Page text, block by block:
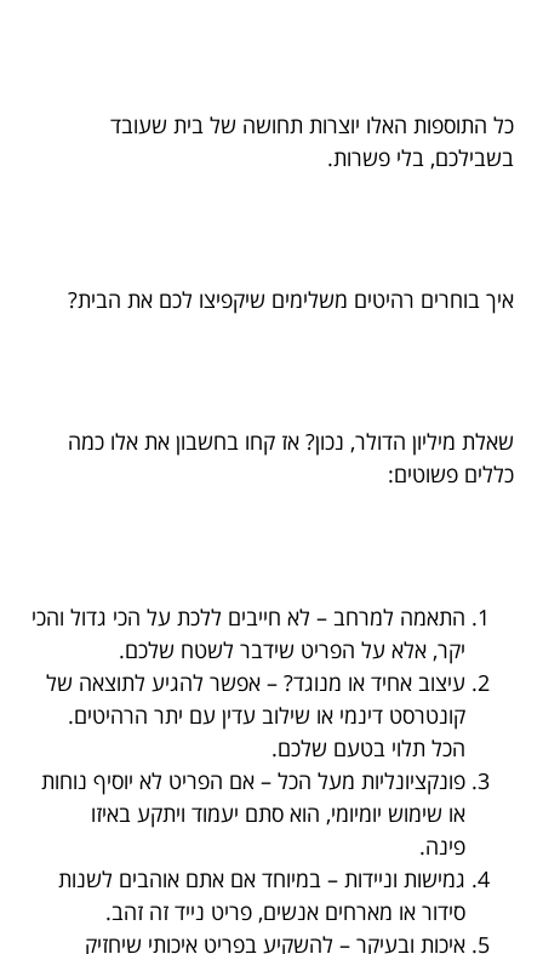
כל התוספות האלו יוצרות תחושה של בית שעובד
בשבילכם, בלי פשרות.
איך בוחרים רהיטים משלימים שיקפיצו לכם את הבית?
שאלת מיליון הדולר, נכון? אז קחו בחשבון את אלו כמה
כללים פשוטים:
התאמה למרחב – לא חייבים ללכת על הכי גדול והכי
יקר, אלא על הפריט שידבר לשטח שלכם.
עיצוב אחיד או מנוגד? – אפשר להגיע לתוצאה של
קונטרסט דינמי או שילוב עדין עם יתר הרהיטים.
הכל תלוי בטעם שלכם.
פונקציונליות מעל הכל – אם הפריט לא יוסיף נוחות
או שימוש יומיומי, הוא סתם יעמוד ויתקע באיזו
פינה.
גמישות וניידות – במיוחד אם אתם אוהבים לשנות
סידור או מארחים אנשים, פריט נייד זה זהב.
איכות ובעיקר – להשקיע בפריט איכותי שיחזיק